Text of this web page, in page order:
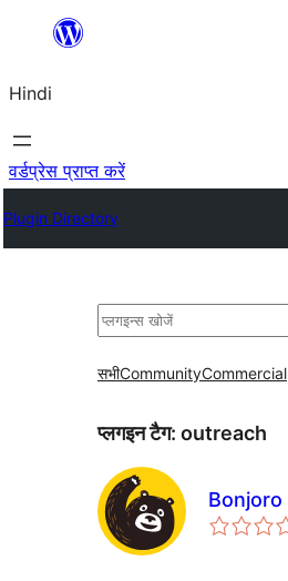
सामग्री
जाएं
Hindi
वर्डप्रेस प्राप्त करें
Plugin Directory
खोजें
सभीCommunityCommercial
प्लगइन टैग: outreach
Bonjoro